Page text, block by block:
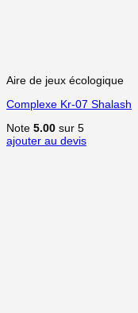
Aire de jeux écologique
Complexe Kr-07 Shalash
Note 5.00 sur 5
ajouter au devis